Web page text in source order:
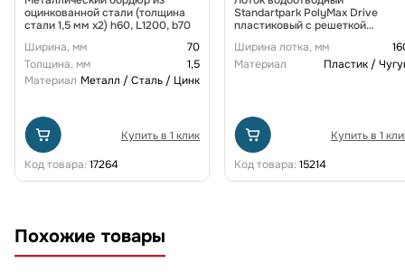
оцинкованной стали (толщина
стали 1,5 мм x2) h60, L1200, b70
Ширина, мм
70
Толщина, мм
1,5
Материал Металл / Сталь / Цинк
Купить в 1 клик
Код товара: 17264
Standartpark PolyMax Drive
пластиковый с решеткой
(комплект) 0805034-М
Ширина лотка, мм
Материал
Пластик /
Купить в 1
Код товара: 15214
Похожие товары